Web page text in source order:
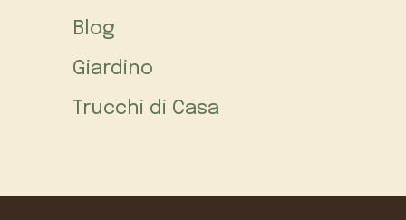
Blog
Giardino
Trucchi di Casa